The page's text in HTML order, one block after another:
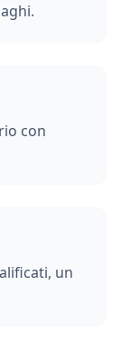
con
un